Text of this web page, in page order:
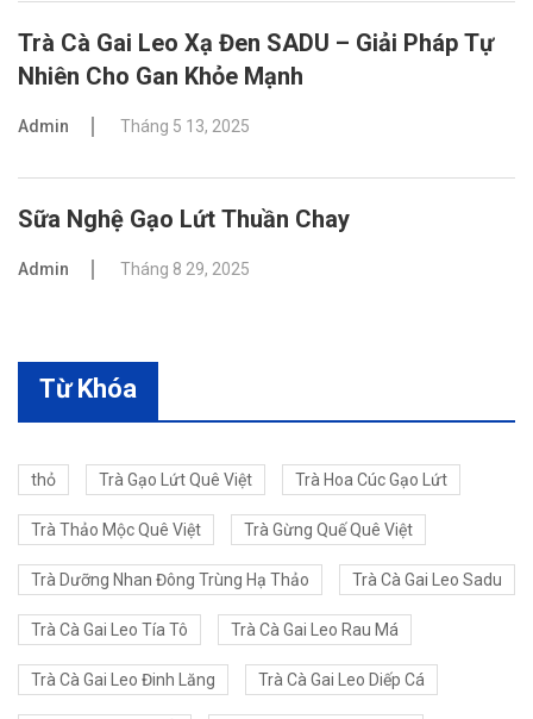
Trà Cà Gai Leo Xạ Đen SADU – Giải Pháp Tự
Nhiên Cho Gan Khỏe Mạnh
Admin Tháng 5 13, 2025
Sữa Nghệ Gạo Lứt Thuần Chay
Admin Tháng 8 29, 2025
Từ Khóa
thỏ Trà Gạo Lứt Quê Việt Trà Hoa Cúc Gạo Lứt
Trà Thảo Mộc Quê Việt Trà Gừng Quế Quê Việt
Trà Dưỡng Nhan Đông Trùng Hạ Thảo Trà Cà Gai Leo Sadu
Trà Cà Gai Leo Tía Tô Trà Cà Gai Leo Rau Má
Trà Cà Gai Leo Đinh Lăng Trà Cà Gai Leo Diếp Cá